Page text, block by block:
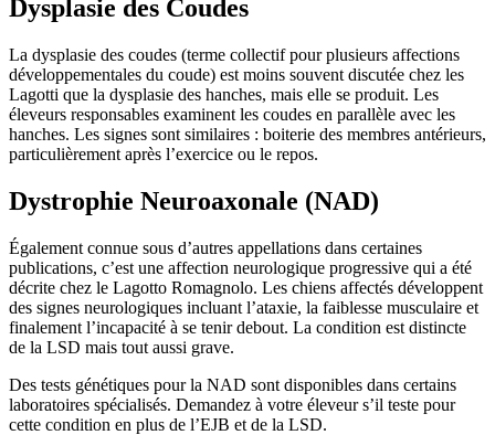
Dysplasie des Coudes
La dysplasie des coudes (terme collectif pour plusieurs affections
développementales du coude) est moins souvent discutée chez les
Lagotti que la dysplasie des hanches, mais elle se produit. Les
éleveurs responsables examinent les coudes en parallèle avec les
hanches. Les signes sont similaires : boiterie des membres antérieurs,
particulièrement après l’exercice ou le repos.
Dystrophie Neuroaxonale (NAD)
Également connue sous d’autres appellations dans certaines
publications, c’est une affection neurologique progressive qui a été
décrite chez le Lagotto Romagnolo. Les chiens affectés développent
des signes neurologiques incluant l’ataxie, la faiblesse musculaire et
finalement l’incapacité à se tenir debout. La condition est distincte
de la LSD mais tout aussi grave.
Des tests génétiques pour la NAD sont disponibles dans certains
laboratoires spécialisés. Demandez à votre éleveur s’il teste pour
cette condition en plus de l’EJB et de la LSD.